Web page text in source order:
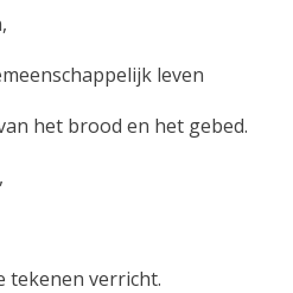
leven
het brood en het gebed.
tekenen verricht.